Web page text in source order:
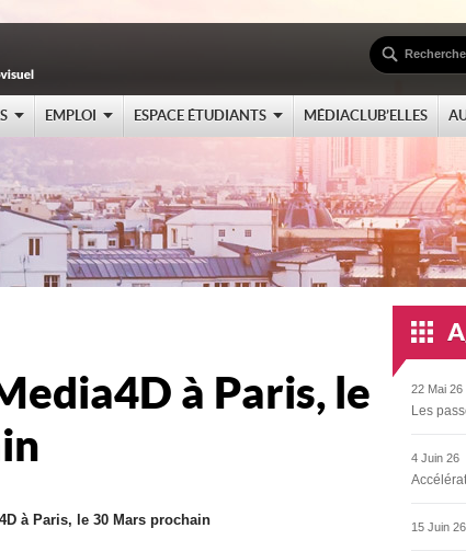
EMPLOI ESPACE ÉTUDIANTS MÉDIACLUB’ELLES
à Paris, le
à Paris, le 30 Mars prochain
22 Mai 26
Les
4 Juin 26
15 Juin 26